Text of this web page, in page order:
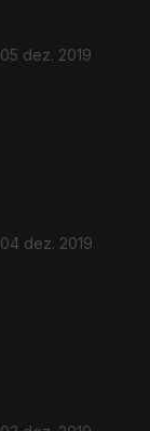
05 dez. 2019
04 dez. 2019